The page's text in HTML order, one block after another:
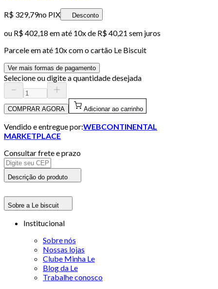
R$ 329,79no PIX Desconto
ou R$ 402,18 em até 10x de R$ 40,21 sem juros
Parcele em até 10x com o cartão Le Biscuit
Ver mais formas de pagamento
Selecione ou digite a quantidade desejada
COMPRAR AGORA Adicionar ao carrinho
Vendido e entregue por:WEBCONTINENTAL
MARKETPLACE
Consultar frete e prazo
Descrição do produto
Sobre a Le biscuit
Institucional
Sobre nós
Nossas lojas
Clube Minha Le
Blog da Le
Trabalhe conosco